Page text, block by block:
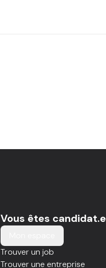
Vous êtes candidat.e
Trouver un job
Trouver une entreprise